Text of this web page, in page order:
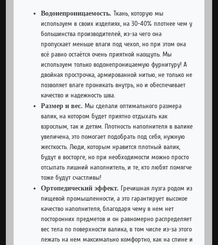
Водонепроницаемость. Ткань, которую мы
используем в своих изделиях, на 30-40% плотнее чем у
большинства производителей, из-за чего она
пропускает меньше влаги под чехол, но при этом она
всё равно остаётся очень приятной наощупь. Мы
используем только водонепроницаемую фурнитуру! А
двойная прострочка, армированной нитью, не только не
позволяет влаге проникать внутрь, но и обеспечивает
качество и надежность шва.
Размер и вес. Мы сделали оптимального размера
валик, на котором будет приятно отдыхать как
взрослым, так и детям. Плотность наполнителя в валике
увеличена, это помогает подобрать под себя, нужную
жесткость. Люди, которым нравится плотный валик,
будут в восторге, но при необходимости можно просто
отсыпать лишний наполнитель, и те, кто любят помягче
тоже будут счастливы!
Ортопедический эффект. Гречишная лузга родом из
пищевой промышленности, а это гарантирует высокое
качество наполнителя, благодаря чему в нем нет
посторонних предметов и он равномерно распределяет
вес тела по поверхности валика, в том числе из-за этого
лежать на нем максимально комфортно, как на спине и